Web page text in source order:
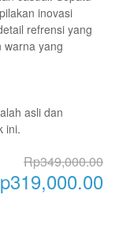
inovasi
refrensi yang
warna yang
asli dan
ini.
Rp349,000.00